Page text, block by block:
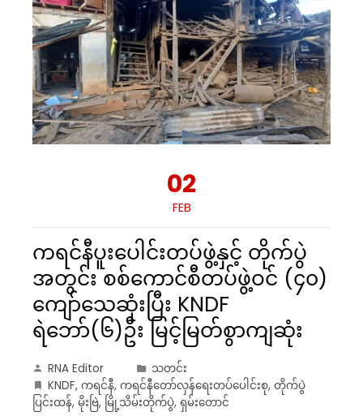
02
FEB
ကရင်နီပူးပေါင်းတပ်ဖွဲ့နှင့် တိုက်ပွဲ
အတွင်း စစ်ကောင်စီတပ်ဖွဲ့ဝင် (၄၀)
ကျော်သေဆုံးပြီး KNDF
ရဲဘော်(၆)ဦး မြင့်မြတ်စွာကျဆုံး
RNA Editor
သတင်း
KNDF, ကရင်နီ, ကရင်နီတော်လှန်ရေးတပ်ပေါင်းစု, တိုက်ပွဲ
ပြင်းထန်, မိုးဗြဲ, မြို့သိမ်းတိုက်ပွဲ, ရှမ်းတောင်